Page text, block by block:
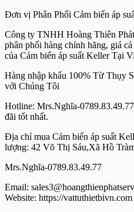
Đơn vị Phân Phối Cảm biến áp
Công ty TNHH Hoàng Thiên
phân phối hàng chính hãng, giá
của Cảm biến áp suất Keller Tại
Hàng nhập khẩu 100% Từ Thụy
với Chúng Tôi
Hotline: Mrs.Nghĩa-
đãi tốt nhất.
Địa chỉ mua Cảm biến áp suất
lượng: 42 Võ Thị Sáu,Xã Hồ
Mrs.Nghĩa-0789.83.49.77
Email:
Website: https://vattuthietbivn.com